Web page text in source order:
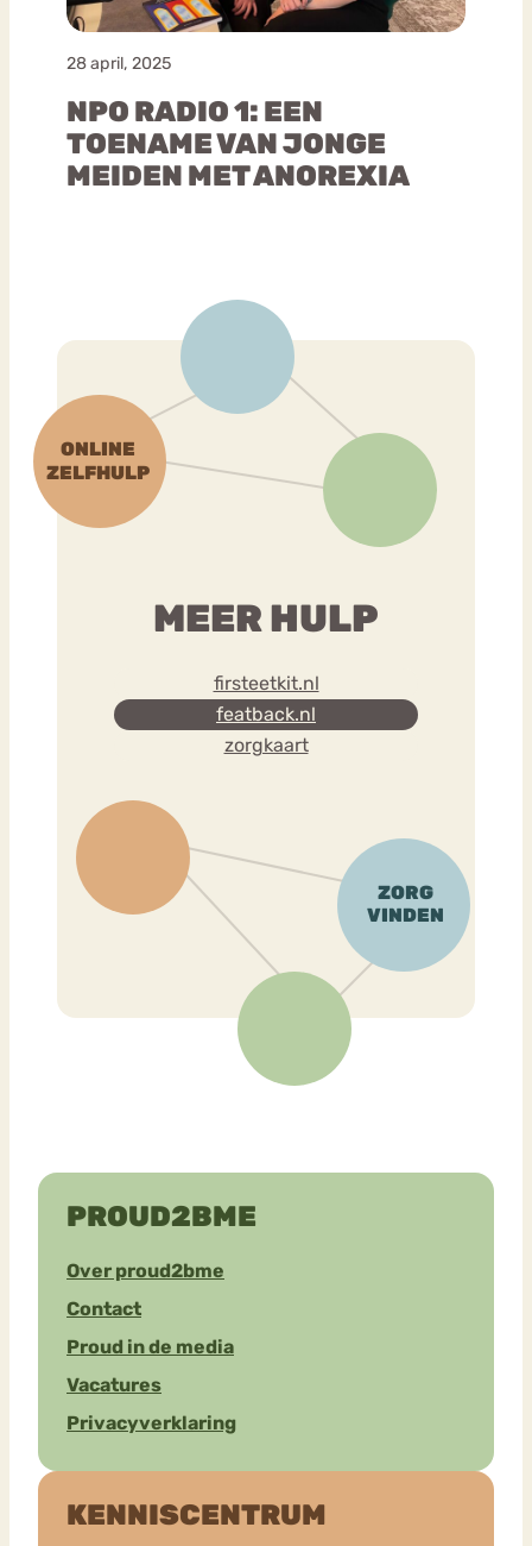
28 april, 2025
NPO RADIO 1: EEN
TOENAME VAN JONGE
MEIDEN MET ANOREXIA
MEER HULP
firsteetkit.nl
featback.nl
zorgkaart
PROUD2BME
Over proud2bme
Contact
Proud in de media
Vacatures
Privacyverklaring
KENNISCENTRUM